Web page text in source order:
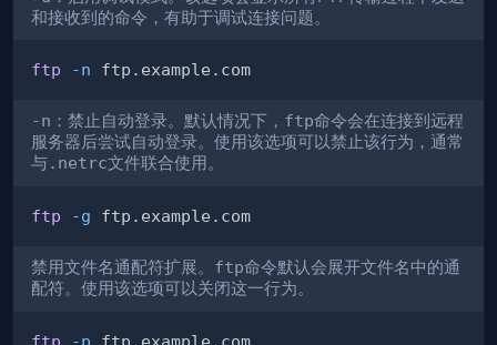
和接收到的命令，有助于调试连接问题。
ftp -n
-n ：禁止自动登录。默认情况下， ftp命令会在连接到远程
服务器后尝试自动登录。使用该选项可以禁止该行为，通常
与.netrc文件联合使用。
ftp -g
禁用文件名通配符扩展。 ftp命令默认会展开文件名中的通
配符。使用该选项可以关闭这一行为。
ftp -p